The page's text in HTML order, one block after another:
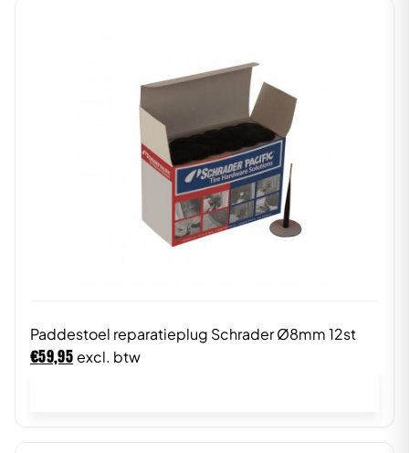
Paddestoel reparatieplug Schrader Ø8mm 12st
€59,95 excl. btw